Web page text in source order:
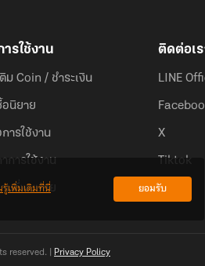
ารใช้งาน
ม Coin / ชำระเงิน
นิยาย
ารใช้งาน
าการใช้งาน
ามที่พบบ่อย
ติดต่อเ
LINE
X
Tiktok
reserved. | Privacy Policy
รู้เพิ่มเติมที่นี่ ยอมรับ